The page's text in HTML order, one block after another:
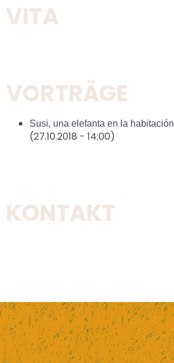
VITA
VORTRÄGE
Susi, una elefanta en la habitación
(27.10.2018 - 14:00)
KONTAKT